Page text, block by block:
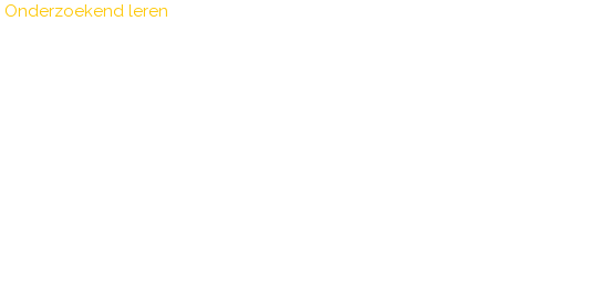
Onderzoekend leren